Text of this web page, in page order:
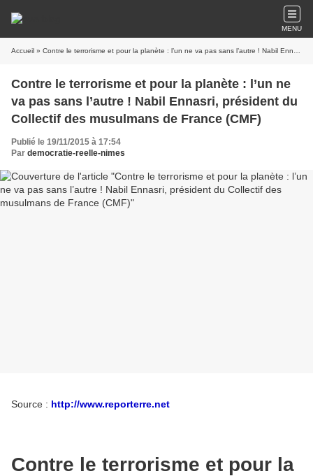
MENU
Accueil » Contre le terrorisme et pour la planète : l’un ne va pas sans l’autre ! Nabil Ennasri, président du Collectif des musulmans de France (CMF)
Contre le terrorisme et pour la planète : l’un ne
va pas sans l’autre ! Nabil Ennasri, président du
Collectif des musulmans de France (CMF)
Publié le 19/11/2015 à 17:54
Par democratie-reelle-nimes
Source : http://www.reporterre.net
Contre le terrorisme et pour la